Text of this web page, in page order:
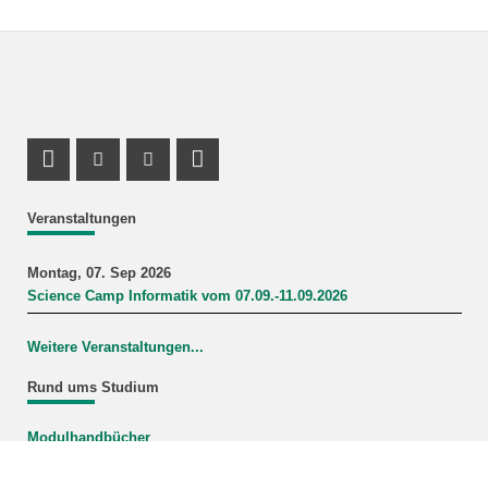
Veranstaltungen
Montag, 07. Sep 2026
Science Camp Informatik vom 07.09.-11.09.2026
Weitere Veranstaltungen...
Rund ums Studium
Modulhandbücher
Profil Mastodon
Instagram Profil
Youtube Profil
LinkedIn Profil